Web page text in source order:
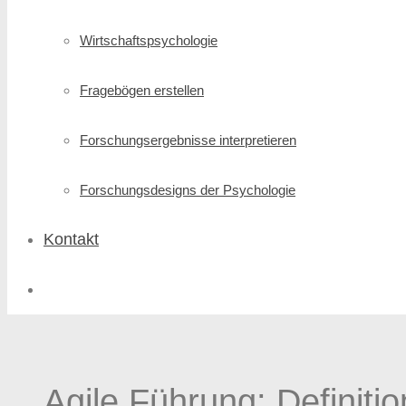
Wirtschafts­psychologie
Fragebögen erstellen
Forschungs­ergebnisse interpretieren
Forschungsdesigns der Psychologie
Kontakt